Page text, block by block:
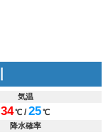
気温
34℃ /25℃
降水確率